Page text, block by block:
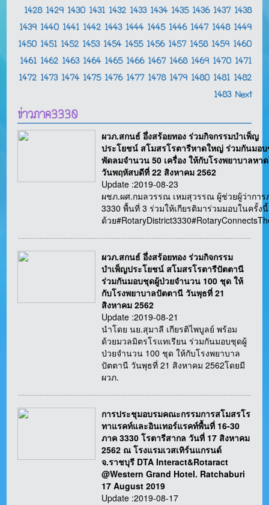
1428 1429 1430 1431 1432 1433 1434 1435 1436 1437 1438
1439 1440 1441 1442 1443 1444 1445 1446 1447 1448 1449
1450 1451 1452 1453 1454 1455 1456 1457 1458 1459 1460
1461 1462 1463 1464 1465 1466 1467 1468 1469 1470 1471
1472 1473 1474 1475 1476 1477 1478 1479 1480 1481 1482
1483 Next
ข่าวภาค3330
ผวภ.สกนธ์ อึ่งสร้อยทอง ร่วมกิจกรรมบำเพ็ญ
ประโยชน์ สโมสรโรตารีหาดใหญ่ ร่วมกันมอ
พัดลมจำนวน 50 เครื่อง ให้กับโรงพยาบาลหา
วันพฤหัสบดีที่ 22 สิงหาคม 2562
Update :2019-08-23
ผชภ.ผศ.กมลวรรณ เหมสุวรรณ ผู้ช่วยผู้ว่าการ
3330 พื้นที่ 3 ร่วมให้เกียรติมาร่วมมอบในครั้งนี้
ด้วย
ผวภ.สกนธ์ อึ่งสร้อยทอง ร่วมกิจกรรม
บำเพ็ญประโยชน์ สโมสรโรตารีปัตตานี
ร่วมกันมอบชุดผู้ป่วยจำนวน 100 ชุด ให้
กับโรงพยาบาลปัตตานี วันพุธที่ 21
สิงหาคม 2562
Update :2019-08-21
นำโดย นย.สุมาลี เกียรติไพบูลย์ พร้อม
ด้วยมวลมิตรโรแทเรียน ร่วมกันมอบชุดผู้
ป่วยจำนวน 100 ชุด ให้กับโรงพยาบาล
ปัตตานี วันพุธที่ 21 สิงหาคม 2562โดยมี
ผวภ.
การประชุมอบรมคณะกรรมการสโมสรโร
ทาแรคท์และอินเทอร์แรคท์พื้นที่ 16-30
ภาค 3330 โรตารีสากล วันที่ 17 สิงหาคม
2562 ณ โรงแรมเวสเทิร์นแกรนด์
จ.ราชบุรี DTA Interact&Rotaract
@Western Grand Hotel. Ratchaburi
17 August 2019
Update :2019-08-17